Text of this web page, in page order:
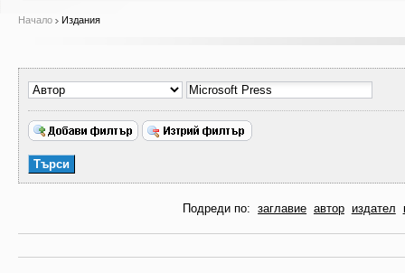
Начало Издания
Подреди по: заглавие автор издател